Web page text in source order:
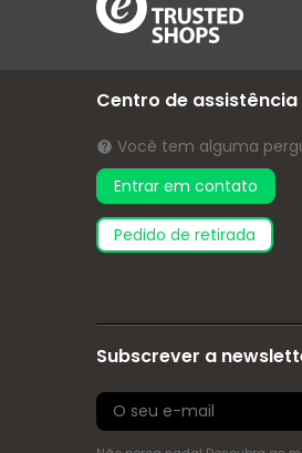
Centro de
Você tem alguma
Entrar em contato
pedido de retirada
Subscrever a